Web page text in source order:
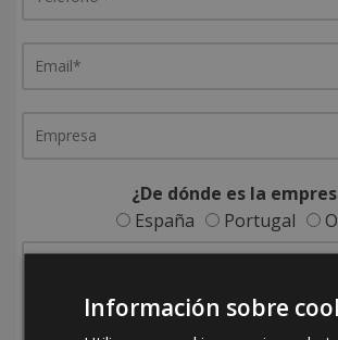
¿De dónde es la
España
Portugal
Información sobre